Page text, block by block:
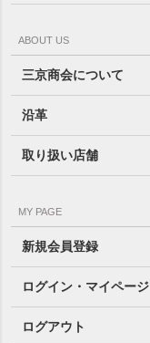
ABOUT US
三京商会について
沿革
取り扱い店舗
MY PAGE
新規会員登録
ログイン・マイページ
ログアウト